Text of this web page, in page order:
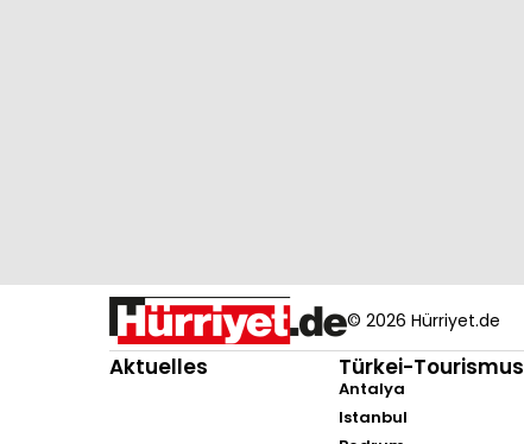
© 2026 Hürriyet.de
Aktuelles Türkei-Tourismus
Antalya
Istanbul